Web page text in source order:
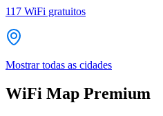
117 WiFi gratuitos
Mostrar todas as cidades
WiFi Map Premium